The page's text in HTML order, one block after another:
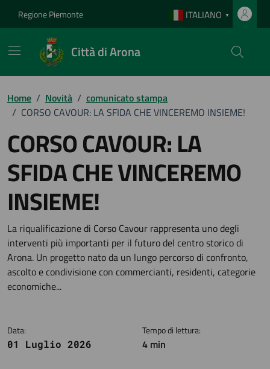
Regione Piemonte ITALIANO ▼
Città di Arona
Home / Novità / comunicato stampa
/ CORSO CAVOUR: LA SFIDA CHE VINCEREMO INSIEME!
CORSO CAVOUR: LA
SFIDA CHE VINCEREMO
INSIEME!
Dettagli della notizia
La riqualificazione di Corso Cavour rappresenta uno degli
interventi più importanti per il futuro del centro storico di
Arona. Un progetto nato da un lungo percorso di confronto,
ascolto e condivisione con commercianti, residenti, categorie
economiche...
Data:
01 Luglio 2026
Tempo di lettura:
4 min